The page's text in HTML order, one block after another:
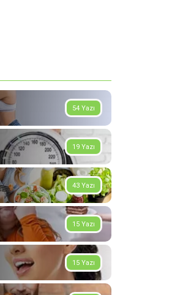
54 Yazı
19 Yazı
43 Yazı
15 Yazı
15 Yazı